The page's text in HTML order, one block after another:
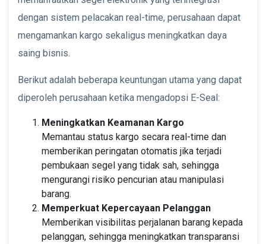
dengan sistem pelacakan real-time, perusahaan dapat
mengamankan kargo sekaligus meningkatkan daya
saing bisnis.
Berikut adalah beberapa keuntungan utama yang dapat
diperoleh perusahaan ketika mengadopsi E-Seal:
Meningkatkan Keamanan Kargo
Memantau status kargo secara real-time dan
memberikan peringatan otomatis jika terjadi
pembukaan segel yang tidak sah, sehingga
mengurangi risiko pencurian atau manipulasi
barang.
Memperkuat Kepercayaan Pelanggan
Memberikan visibilitas perjalanan barang kepada
pelanggan, sehingga meningkatkan transparansi